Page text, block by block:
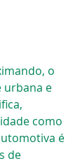
o
urbana e
como
é
de